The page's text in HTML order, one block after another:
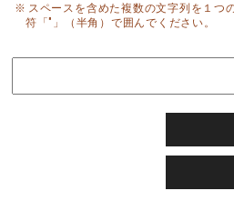
スペースを含めた複数の文字列を１つ
符「"」（半角）で囲んでください。